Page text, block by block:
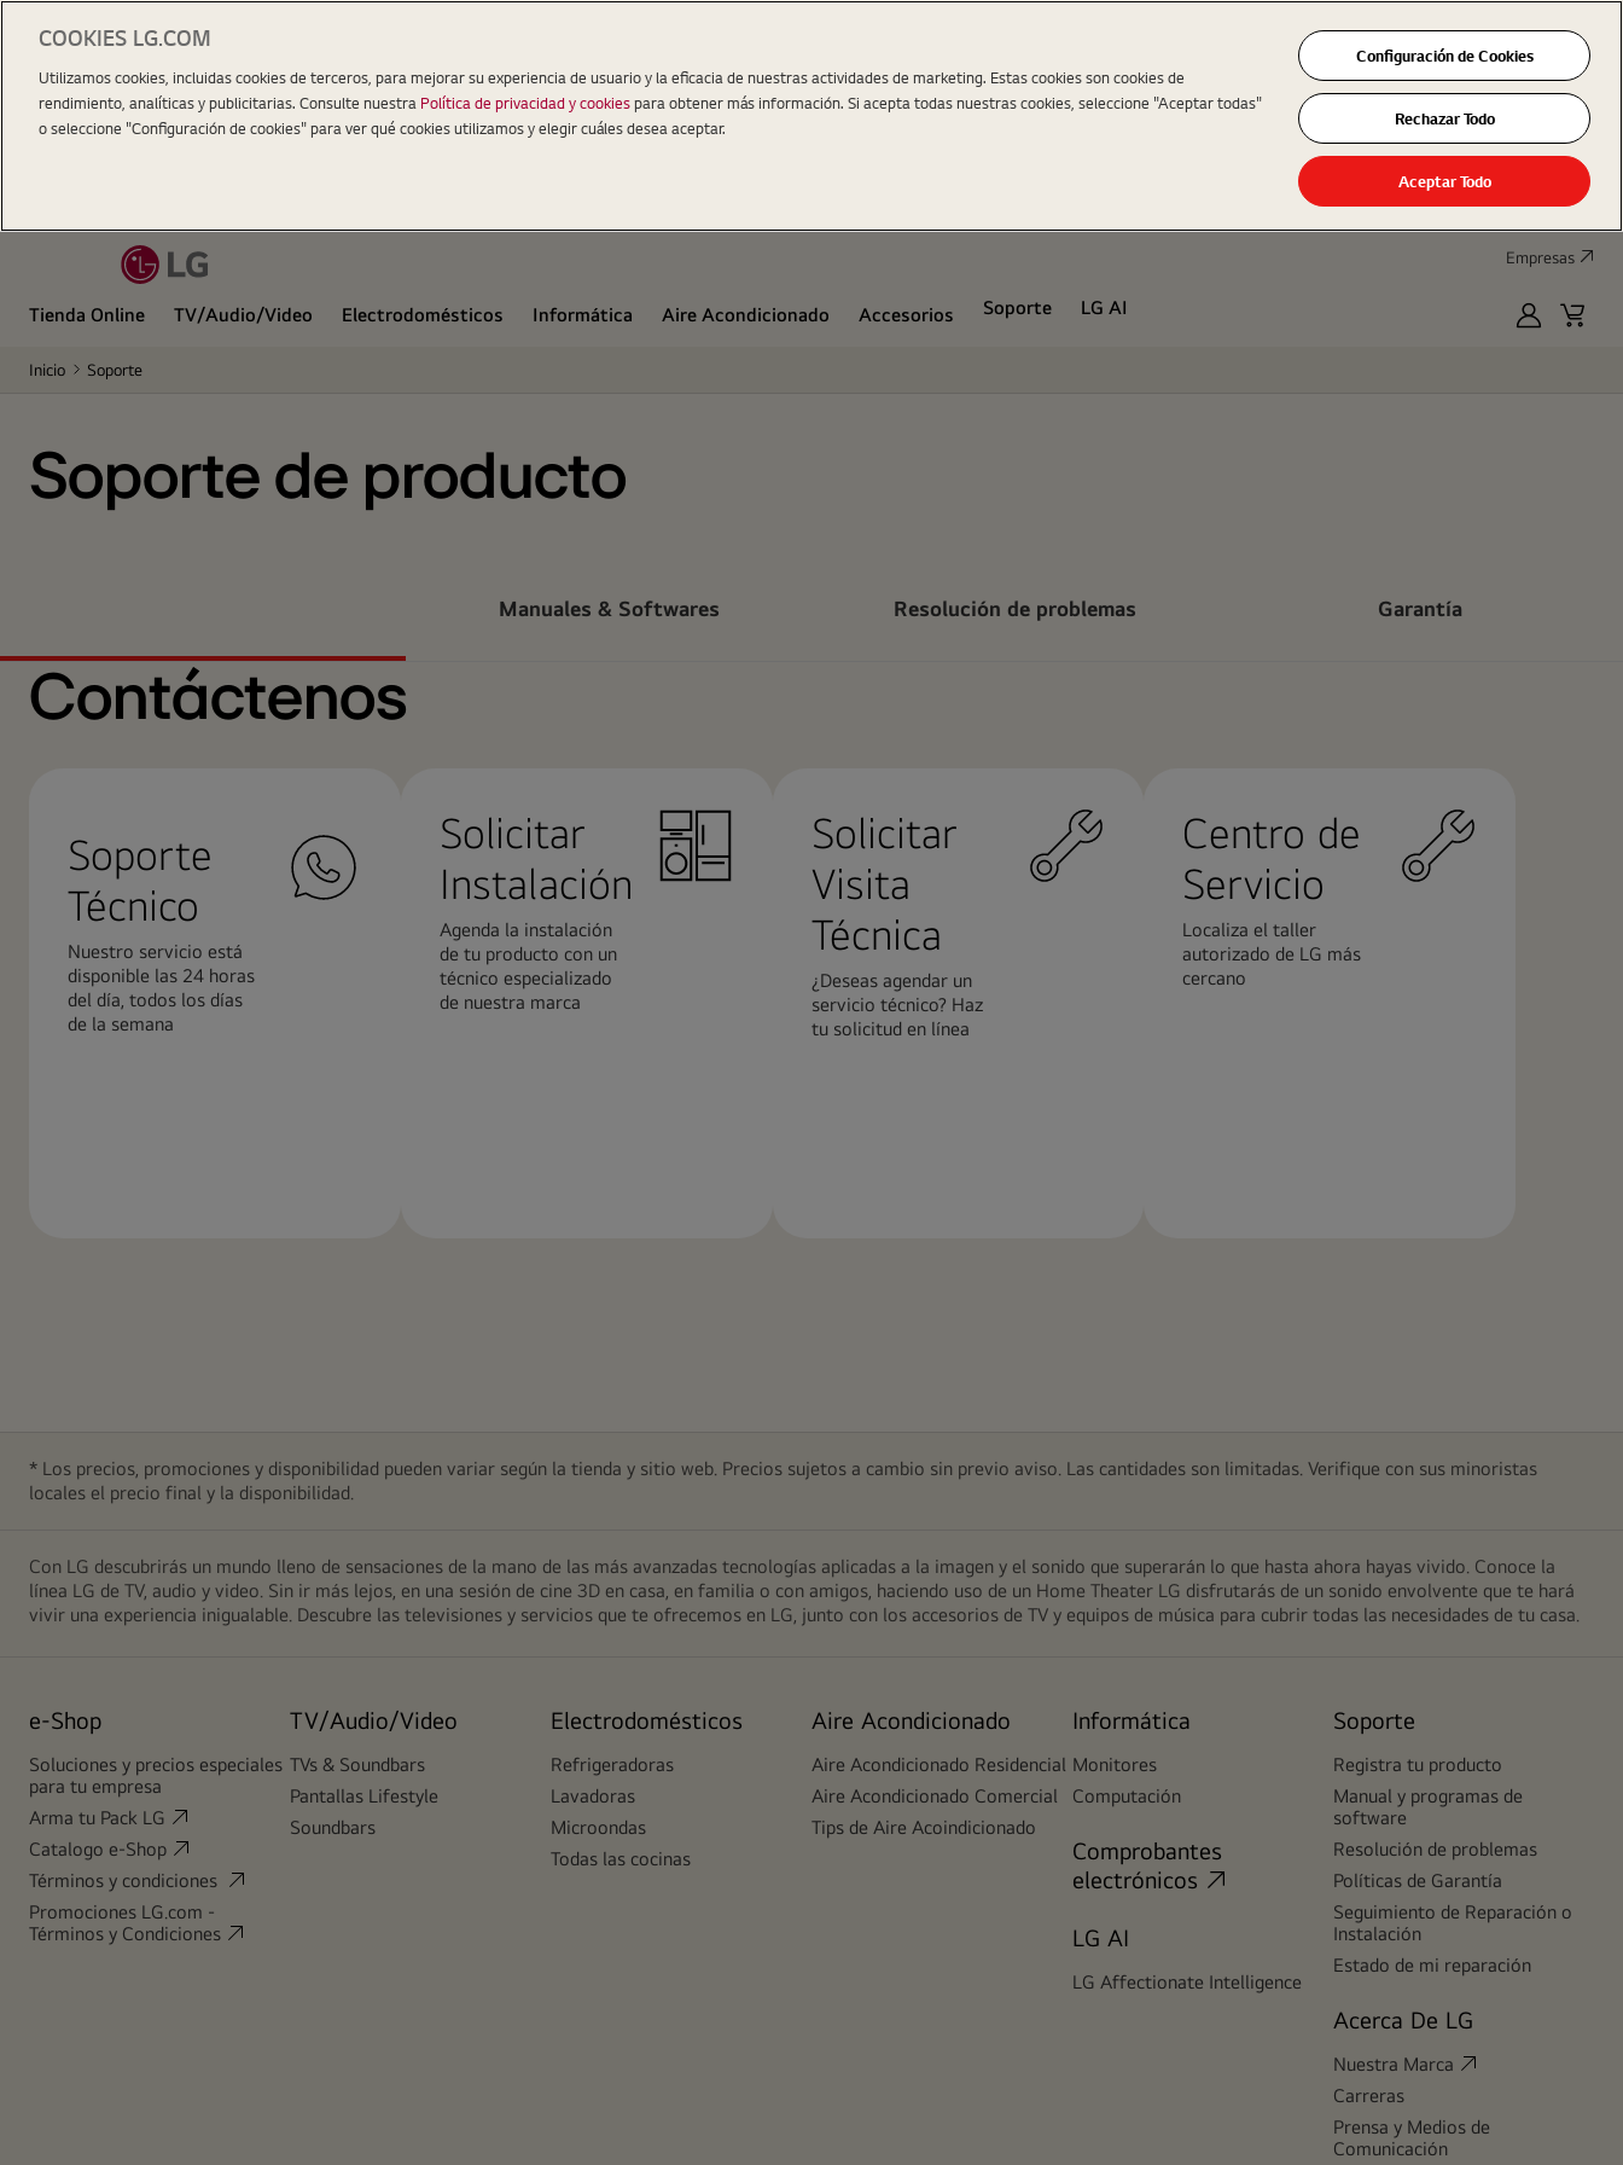
Empresas
Tienda Online TV/Audio/Video Electrodomésticos Informática Aire Acondicionado Accesorios Soporte
LG AI
MyLGCart
Inicio Soporte
Soporte de producto
Manuales & Softwares Resolución de problemas Garantía
Contáctenos
Soporte
Técnico
Nuestro servicio está
disponible las 24 horas
del día, todos los días
de la semana
Solicitar
Instalación
Agenda la instalación
de tu producto con un
técnico especializado
de nuestra marca
Solicitar
Visita
Técnica
¿Deseas agendar un
servicio técnico? Haz
tu solicitud en línea
Centro de
Servicio
Localiza el taller
autorizado de LG más
cercano
* Los precios, promociones y disponibilidad pueden variar según la tienda y sitio web. Precios sujetos a cambio sin previo aviso. Las cantidades son limitadas. Verifique con sus minoristas
locales el precio final y la disponibilidad.
Con LG descubrirás un mundo lleno de sensaciones de la mano de las más avanzadas tecnologías aplicadas a la imagen y el sonido que superarán lo que hasta ahora hayas vivido. Conoce la
línea LG de TV, audio y video. Sin ir más lejos, en una sesión de cine 3D en casa, en familia o con amigos, haciendo uso de un Home Theater LG disfrutarás de un sonido envolvente que te hará
vivir una experiencia inigualable. Descubre las televisiones y servicios que te ofrecemos en LG, junto con los accesorios de TV y equipos de música para cubrir todas las necesidades de tu casa.
e-Shop
Soluciones y precios especiales
para tu empresa
Arma tu Pack LG
Catalogo e-Shop
Términos y condiciones
Promociones LG.com -
Términos y Condiciones
TV/Audio/Video
TVs & Soundbars
Pantallas Lifestyle
Soundbars
Electrodomésticos
Refrigeradoras
Lavadoras
Microondas
Todas las cocinas
Aire Acondicionado
Aire Acondicionado Residencial
Aire Acondicionado Comercial
Tips de Aire Acoindicionado
Informática
Monitores
Computación
Comprobantes
electrónicos
LG AI
LG Affectionate Intelligence
Soporte
Registra tu producto
Manual y programas de
software
Resolución de problemas
Políticas de Garantía
Seguimiento de Reparación o
Instalación
Estado de mi reparación
Acerca De LG
Nuestra Marca
Carreras
Prensa y Medios de
Comunicación
COOKIES LG.COM
Utilizamos cookies, incluidas cookies de terceros, para mejorar su experiencia de usuario y la eficacia de nuestras actividades de marketing. Estas cookies son cookies de
rendimiento, analíticas y publicitarias. Consulte nuestra Política de privacidad y cookiespara obtener más información. Si acepta todas nuestras cookies, seleccione "Aceptar todas"
o seleccione "Configuración de cookies" para ver qué cookies utilizamos y elegir cuáles desea aceptar.
Configuración de Cookies
Rechazar Todo
Aceptar Todo